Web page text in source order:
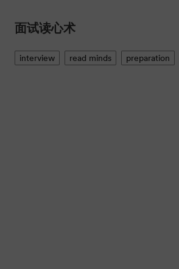
面试读心术
interview read minds preparation